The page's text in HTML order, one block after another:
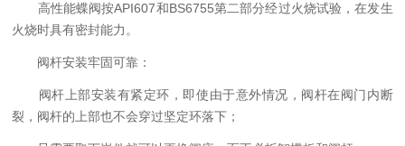
高性能蝶阀按API607和BS6755第二部分经过火烧试验，在发生
火烧时具有密封能力。
阀杆安装牢固可靠：
阀杆上部安装有紧定环，即使由于意外情况，阀杆在阀门内断
裂，阀杆的上部也不会穿过坚定环落下；